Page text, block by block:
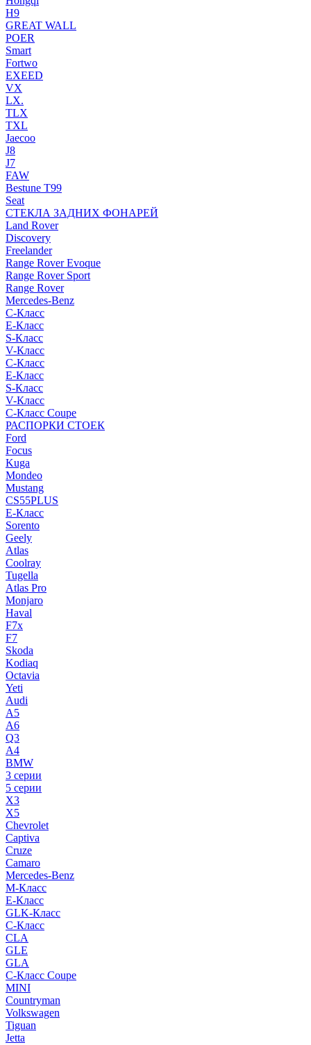
H9
GREAT WALL
POER
Smart
Fortwo
EXEED
VX
LX.
TLX
TXL
Jaecoo
J8
J7
FAW
Bestune T99
Seat
СТЕКЛА ЗАДНИХ ФОНАРЕЙ
Land Rover
Discovery
Freelander
Range Rover Evoque
Range Rover Sport
Range Rover
Mercedes-Benz
C-Класс
E-Класс
S-Класс
V-Класс
C-Класс
E-Класс
S-Класс
V-Класс
C-Класс Coupe
РАСПОРКИ СТОЕК
Ford
Focus
Kuga
Mondeo
Mustang
CS55PLUS
E-Класс
Sorento
Geely
Atlas
Coolray
Tugella
Atlas Pro
Monjaro
Haval
F7x
F7
Skoda
Kodiaq
Octavia
Yeti
Audi
A5
A6
Q3
A4
BMW
3 серии
5 серии
X3
X5
Chevrolet
Captiva
Cruze
Camaro
Mercedes-Benz
M-Класс
E-Класс
GLK-Класс
C-Класс
CLA
GLE
GLA
C-Класс Coupe
MINI
Countryman
Volkswagen
Tiguan
Jetta